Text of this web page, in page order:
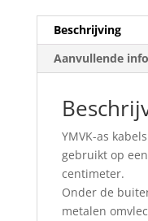
Beschrijving
Aanvullende
YMVK-as
gebruikt op
centimeter.
Onder de
metalen